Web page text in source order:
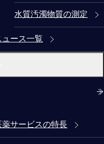
水質汚濁物質の測定
ュース一覧
薬サービスの特長